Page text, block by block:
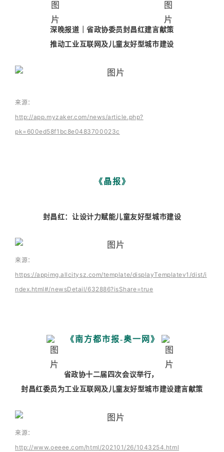
深晚报道｜省政协委员封昌红建言献策
推动工业互联网及儿童友好型城市建设
来源：
http://app.myzaker.com/news/article.php?
pk=600ed58f1bc8e0483700023c
《晶报》
封昌红：让设计力赋能儿童友好型城市建设
来源：
https://appimg.allcitysz.com/template/displayTemplatev1/dist/i
ndex.html#/newsDetail/632886?isShare=true
《南方都市报-奥一网》
省政协十二届四次会议举行，
封昌红委员为工业互联网及儿童友好型城市建设建言献策
来源：
http://www.oeeee.com/html/202101/26/1043254.html